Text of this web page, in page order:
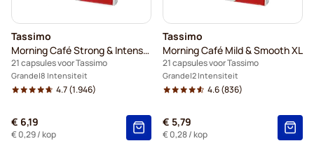
Tassimo
Morning Café Strong & Intense XL
21 capsules voor Tassimo
Grande 8 Intensiteit
4.7(1.946)
€ 6,19
€ 0,29/ kop
Tassimo
Morning Café Mild & Smooth XL
21 capsules voor Tassimo
Grande 2 Intensiteit
4.6(836)
€ 5,79
€ 0,28/ kop